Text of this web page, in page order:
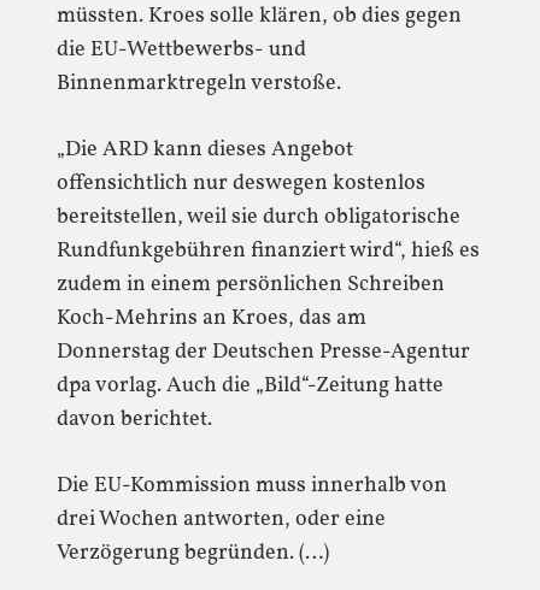
müssten. Kroes solle klären, ob dies gegen
die EU-Wettbewerbs- und
Binnenmarktregeln verstoße.
„Die ARD kann dieses Angebot
offensichtlich nur deswegen kostenlos
bereitstellen, weil sie durch obligatorische
Rundfunkgebühren finanziert wird“, hieß es
zudem in einem persönlichen Schreiben
Koch-Mehrins an Kroes, das am
Donnerstag der Deutschen Presse-Agentur
dpa vorlag. Auch die „Bild“-Zeitung hatte
davon berichtet.
Die EU-Kommission muss innerhalb von
drei Wochen antworten, oder eine
Verzögerung begründen. (…)